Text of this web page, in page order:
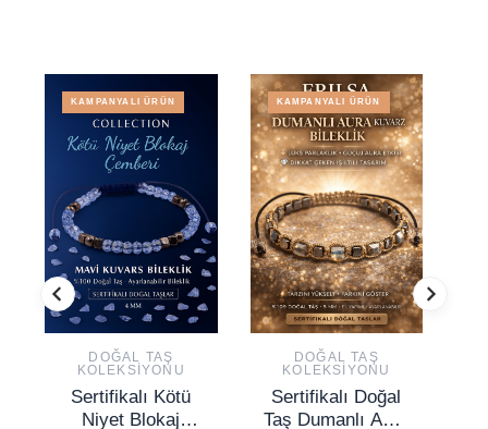
KAMPANYALI ÜRÜN
DOĞAL TAŞ
KOLEKSIYONU
Sertifikalı Kötü
Niyet Blokaj
KAMPANYALI ÜRÜN
DOĞAL TAŞ
KOLEKSIYONU
Sertifikalı Doğal
Taş Dumanlı Aura